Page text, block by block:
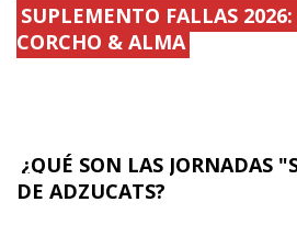
SUPLEMENTO FALLAS
CORCHO & ALMA
¿QUÉ SON LAS JORNADAS
DE ADZUCATS?